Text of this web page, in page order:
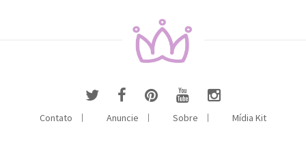
Contato Anuncie Sobre Mídia Kit